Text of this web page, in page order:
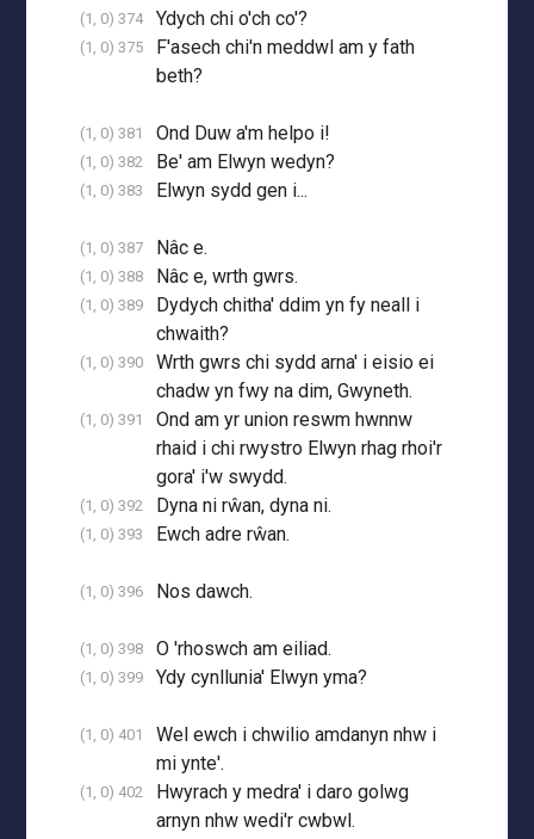
(1, 0) 374 Ydych chi o'ch co'?
(1, 0) 375
F'asech chi'n meddwl am y fath
beth?
(1, 0) 381 Ond Duw a'm helpo i!
(1, 0) 382 Be' am Elwyn wedyn?
(1, 0) 383 Elwyn sydd gen i...
(1, 0) 387 Nâc e.
(1, 0) 388 Nâc e, wrth gwrs.
(1, 0) 389
Dydych chitha' ddim yn fy neall i
chwaith?
(1, 0) 390
Wrth gwrs chi sydd arna' i eisio ei
chadw yn fwy na dim, Gwyneth.
(1, 0) 391
Ond am yr union reswm hwnnw
rhaid i chi rwystro Elwyn rhag rhoi'r
gora' i'w swydd.
(1, 0) 392 Dyna ni rŵan, dyna ni.
(1, 0) 393 Ewch adre rŵan.
(1, 0) 396 Nos dawch.
(1, 0) 398 O 'rhoswch am eiliad.
(1, 0) 399 Ydy cynllunia' Elwyn yma?
(1, 0) 401
Wel ewch i chwilio amdanyn nhw i
mi ynte'.
(1, 0) 402
Hwyrach y medra' i daro golwg
arnyn nhw wedi'r cwbwl.